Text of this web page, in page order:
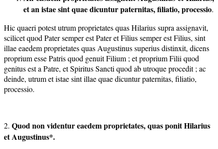
et an istae sint quae dicuntur paternitas, filiatio, processio.
Hic quaeri potest utrum proprietates quas Hilarius supra assignavit,
scilicet quod Pater semper est Pater et Filius semper est Filius, sint
illae eaedem proprietates quas Augustinus superius distinxit, dicens
proprium esse Patris quod genuit Filium ; et proprium Filii quod
genitus est a Patre, et Spiritus Sancti quod ab utroque procedit ; ac
deinde, utrum et istae sint illae quae dicuntur paternitas, filiatio,
processio.
2. Quod non videntur eaedem proprietates, quas ponit Hilarius
etAugustinus*.